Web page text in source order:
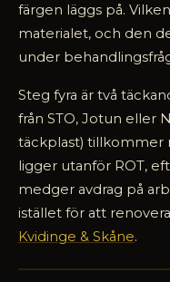
färgen läggs på.
materialet, och den
under
Steg fyra är två
från STO, Jotun eller
täckplast) tillkommer
ligger utanför ROT,
medger avdrag på
istället för att
Kvidinge & Skåne.
Fasadprojekt i